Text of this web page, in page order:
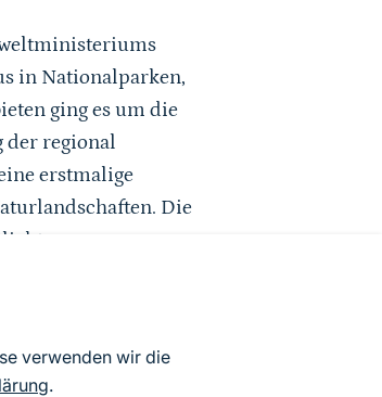
verwenden wir die
.
in Nationalparken,
ging es um die
der regional
erstmalige
Die